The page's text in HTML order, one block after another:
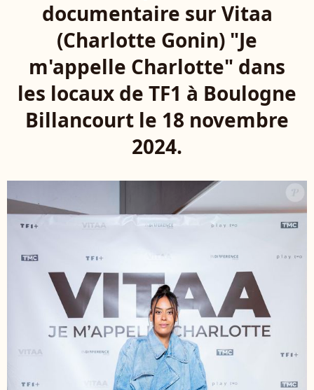
documentaire sur Vitaa
(Charlotte Gonin) "Je
m'appelle Charlotte" dans
les locaux de TF1 à Boulogne
Billancourt le 18 novembre
2024.